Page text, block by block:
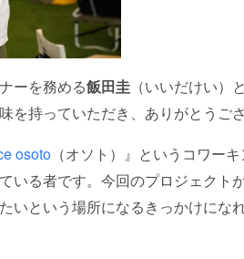
ーを務める飯田圭 （いいだけい）
持っていただき、ありがとうござ
osoto （オソト）』というコワー
いる者です。今回のプロジェクト
いという場所になるきっかけにな